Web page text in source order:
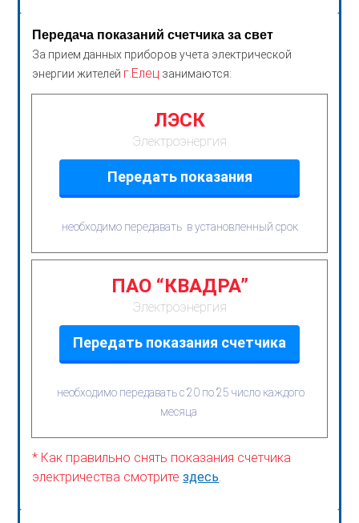
Передача показаний счетчика за свет
За прием данных приборов учета электрической
энергии жителей г.Елец занимаются:
ЛЭСК
Электроэнергия
Передать показания
необходимо передавать в установленный срок
ПАО “КВАДРА”
Электроэнергия
Передать показания счетчика
необходимо передавать с 20 по 25 число каждого
месяца
* Как правильно снять показания счетчика
электричества смотритездесь